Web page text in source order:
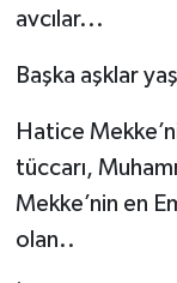
avcılar...
Başka aşklar
Hatice
tüccarı,
Mekke’nin en
olan..